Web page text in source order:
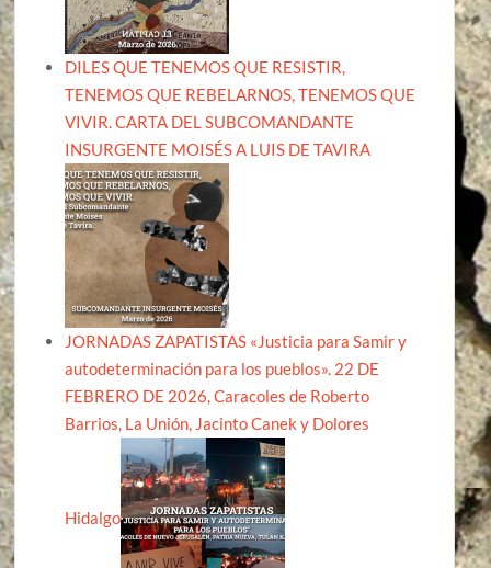
DILES QUE TENEMOS QUE RESISTIR,
TENEMOS QUE REBELARNOS, TENEMOS QUE
VIVIR. CARTA DEL SUBCOMANDANTE
INSURGENTE MOISÉS A LUIS DE TAVIRA
JORNADAS ZAPATISTAS «Justicia para Samir y
autodeterminación para los pueblos». 22 DE
FEBRERO DE 2026, Caracoles de Roberto
Barrios, La Unión, Jacinto Canek y Dolores
Hidalgo